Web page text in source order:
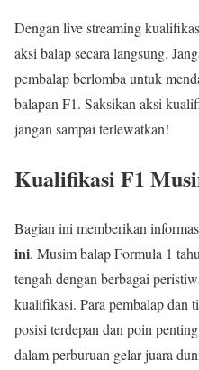
Dengan live streaming
aksi balap secara langsung.
pembalap berlomba untuk
balapan F1. Saksikan aksi
jangan sampai terlewatkan!
Kualifikasi F1
Bagian ini memberikan
ini. Musim balap Formula 1
tengah dengan berbagai
kualifikasi. Para pembalap dan
posisi terdepan dan poin
dalam perburuan gelar juara